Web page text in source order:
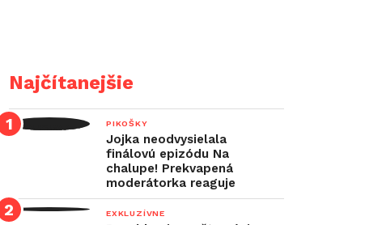
Najčítanejšie
PIKOŠKY
Jojka neodvysielala
finálovú epizódu Na
chalupe! Prekvapená
moderátorka reaguje
EXKLUZÍVNE